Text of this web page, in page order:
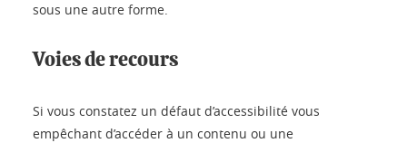
sous une autre forme.
Voies de recours
Si vous constatez un défaut d’accessibilité vous
empêchant d’accéder à un contenu ou une